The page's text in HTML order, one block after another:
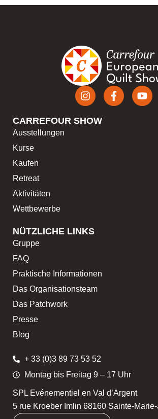
CARREFOUR SHOW
Ausstellungen
Kurse
Kaufen
Retreat
Aktivitäten
Wettbewerbe
NÜTZLICHE LINKS
Gruppe
FAQ
Praktische Informationen
Das Organisationsteam
Das Patchwork
Presse
Blog
+ 33 (0)3 89 73 53 52
Montag bis Freitag 9 – 17 Uhr
SPL Evénementiel en Val d’Argent
5 rue Kroeber Imlin 68160 Sainte-